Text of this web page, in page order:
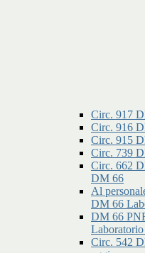
Circ. 917
Circ. 916
Circ. 915
Circ. 739
Circ. 662
DM 66
Al
DM 66
DM 66
Laboratorio
Circ. 542